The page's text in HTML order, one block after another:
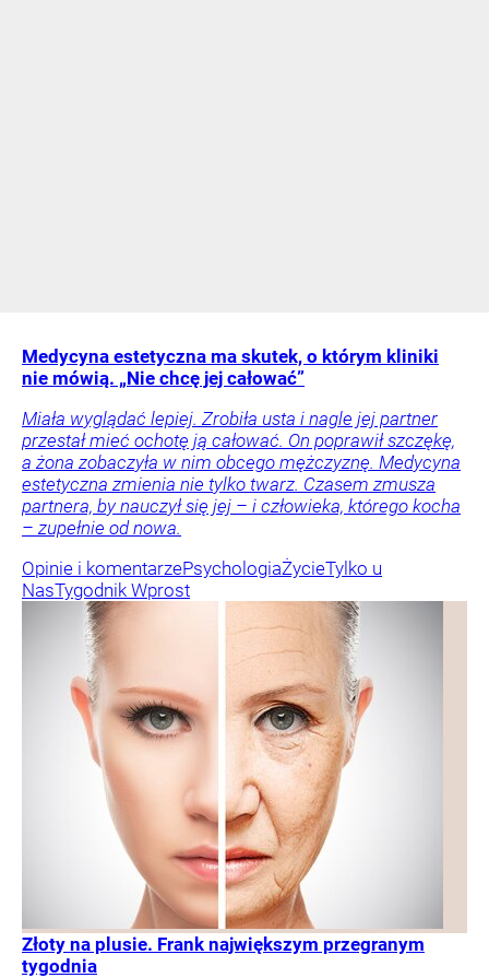
Medycyna estetyczna ma skutek, o którym kliniki
nie mówią. „Nie chcę jej całować”
Miała wyglądać lepiej. Zrobiła usta i nagle jej partner
przestał mieć ochotę ją całować. On poprawił szczękę,
a żona zobaczyła w nim obcego mężczyznę. Medycyna
estetyczna zmienia nie tylko twarz. Czasem zmusza
partnera, by nauczył się jej – i człowieka, którego kocha
– zupełnie od nowa.
Opinie i komentarzePsychologiaŻycieTylko u
NasTygodnik Wprost
Złoty na plusie. Frank największym przegranym
tygodnia